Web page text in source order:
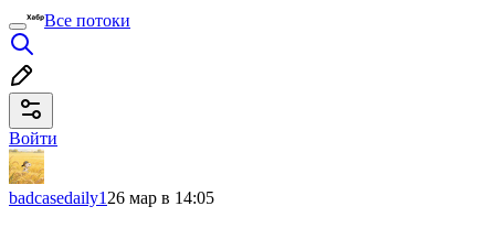
Все потоки
Войти
badcasedaily1 26 мар в 14:05